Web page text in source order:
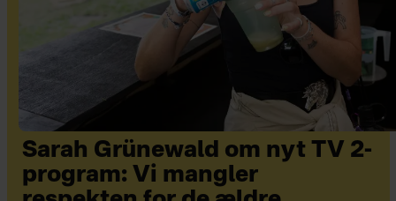
Sarah Grünewald om nyt TV 2-
program: Vi mangler